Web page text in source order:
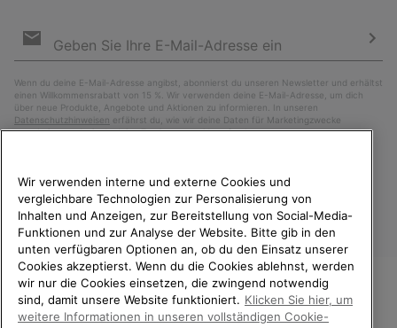
Anmeldung
Wenn du deine E-Mail-Adresse angibst, abonnierst du unseren Newsletter und erhältst
einen Willkommensrabatt von 15 %. Wir verwenden deine E-Mail-Adresse, um dich
über neue Produkte, Angebote und Aktionen zu informieren. In unseren
Datenschutzhinweisen erfährst du, wie wir deine Daten für Marketingzwecke
verarbeiten und wie du deine Zustimmung widerrufen kannst.
Deutschland
WILLKOMMEN BEI SOREL.
Wir verwenden interne und externe Cookies und
vergleichbare Technologien zur Personalisierung von
Inhalten und Anzeigen, zur Bereitstellung von Social-Media-
Funktionen und zur Analyse der Website. Bitte gib in den
unten verfügbaren Optionen an, ob du den Einsatz unserer
Cookies akzeptierst. Wenn du die Cookies ablehnst, werden
wir nur die Cookies einsetzen, die zwingend notwendig
sind, damit unsere Website funktioniert. Klicken Sie hier, um
weitere Informationen in unseren vollständigen Cookie-